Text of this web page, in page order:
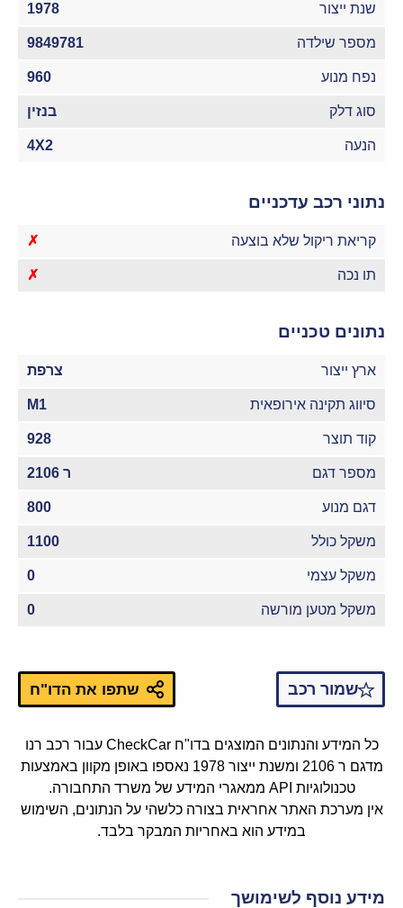
שנת ייצור 1978
מספר שילדה 9849781
נפח מנוע 960
סוג דלק בנזין
הנעה 4X2
נתוני רכב עדכניים
קריאת ריקול שלא בוצעה ✗
תו נכה ✗
נתונים טכניים
ארץ ייצור צרפת
סיווג תקינה אירופאית M1
קוד תוצר 928
מספר דגם ר 2106
דגם מנוע 800
משקל כולל 1100
משקל עצמי 0
משקל מטען מורשה 0
שמור רכב שתפו את הדו"ח
כל המידע והנתונים המוצגים בדו"ח CheckCar עבור רכב רנו
מדגם ר 2106 ומשנת ייצור 1978 נאספו באופן מקוון באמצעות
טכנולוגיות API ממאגרי המידע של משרד התחבורה.
אין מערכת האתר אחראית בצורה כלשהי על הנתונים, השימוש
במידע הוא באחריות המבקר בלבד.
מידע נוסף לשימושך